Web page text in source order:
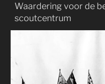
Waardering voor de
scoutcentrum